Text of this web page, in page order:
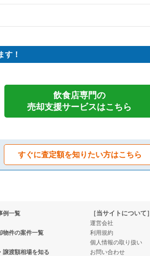
す！
飲食店専門の
売却支援サービスはこちら
すぐに査定額を知りたい方はこちら
例一覧
物件の案件一覧
譲渡額相場を知る
［当サイトについて］
運営会社
利用規約
個人情報の取り扱い
お問い合わせ